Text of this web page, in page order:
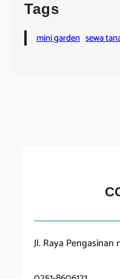
Tags
mini garden sewa
Jl. Raya Pengasinan